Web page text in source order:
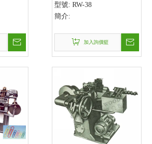
型號: RW-38
簡介:
加入詢價籃